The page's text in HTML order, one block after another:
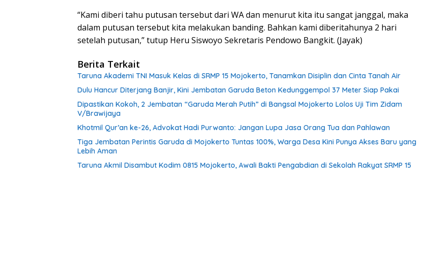
“Kami diberi tahu putusan tersebut dari WA dan menurut kita itu sangat janggal, maka
dalam putusan tersebut kita melakukan banding. Bahkan kami diberitahunya 2 hari
setelah putusan,” tutup Heru Siswoyo Sekretaris Pendowo Bangkit. (Jayak)
Berita Terkait
Taruna Akademi TNI Masuk Kelas di SRMP 15 Mojokerto, Tanamkan Disiplin dan Cinta Tanah Air
Dulu Hancur Diterjang Banjir, Kini Jembatan Garuda Beton Kedunggempol 37 Meter Siap Pakai
Dipastikan Kokoh, 2 Jembatan “Garuda Merah Putih” di Bangsal Mojokerto Lolos Uji Tim Zidam
V/Brawijaya
Khotmil Qur’an ke-26, Advokat Hadi Purwanto: Jangan Lupa Jasa Orang Tua dan Pahlawan
Tiga Jembatan Perintis Garuda di Mojokerto Tuntas 100%, Warga Desa Kini Punya Akses Baru yang
Lebih Aman
Taruna Akmil Disambut Kodim 0815 Mojokerto, Awali Bakti Pengabdian di Sekolah Rakyat SRMP 15